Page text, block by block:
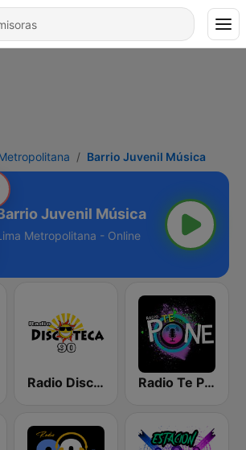
Barrio Juvenil Música
Juvenil Música
Metropolitana - Online
Radio Discoteca 90 Radio Te Pone Techno